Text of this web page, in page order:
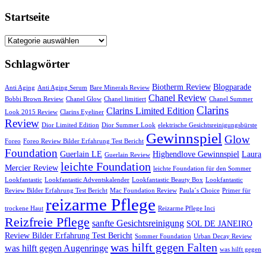
Startseite
Startseite
Schlagwörter
Anti Aging Anti Aging Serum Bare Minerals Review Biotherm Review Blogparade
Bobbi Brown Review Chanel Glow Chanel limitiert Chanel Review Chanel Summer
Look 2015 Review Clarins Eyeliner Clarins Limited Edition Clarins
Review Dior Limited Edition Dior Summer Look elektrische Gesichtsreinigungsbürste
Foreo Foreo Review Bilder Erfahrung Test Bericht GewinnspielGlow
Foundation Guerlain LE Guerlain Review Highendlove Gewinnspiel Laura
Mercier Review leichte Foundation leichte Foundation für den Sommer
Lookfantastic Lookfantastic Adventskalender Lookfantastic Beauty Box Lookfantastic
Review Bilder Erfahrung Test Bericht Mac Foundation Review Paula´s Choice Primer für
trockene Haut reizarme Pflege Reizarme Pflege Inci
Reizfreie Pflege sanfte Gesichtsreinigung SOL DE JANEIRO
Review Bilder Erfahrung Test Bericht Sommer Foundation Urban Decay Review
was hilft gegen Augenringe was hilft gegen Falten was hilft gegen